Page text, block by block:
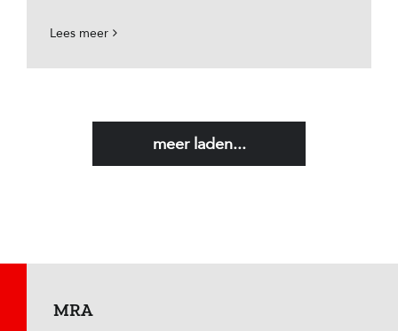
Lees meer
meer laden...
MRA